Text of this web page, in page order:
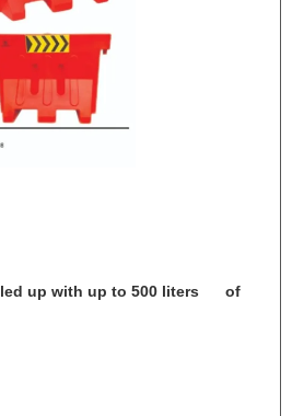
up with up to 500 liters of